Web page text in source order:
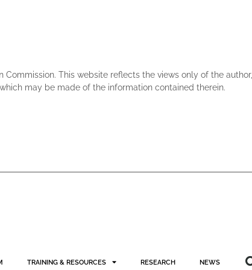
This website reflects the views only of the author,
may be made of the information contained therein.
TRAINING & RESOURCES RESEARCH NEWS